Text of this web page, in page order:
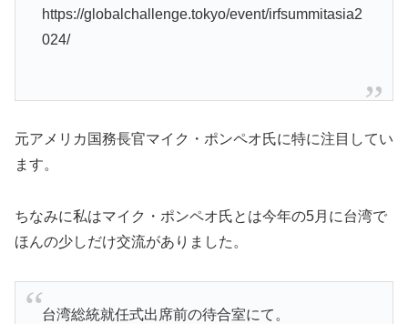
https://globalchallenge.tokyo/event/irfsummitasia2
024/
元アメリカ国務長官マイク・ポンペオ氏に特に注目してい
ます。
ちなみに私はマイク・ポンペオ氏とは今年の5月に台湾で
ほんの少しだけ交流がありました。
台湾総統就任式出席前の待合室にて。